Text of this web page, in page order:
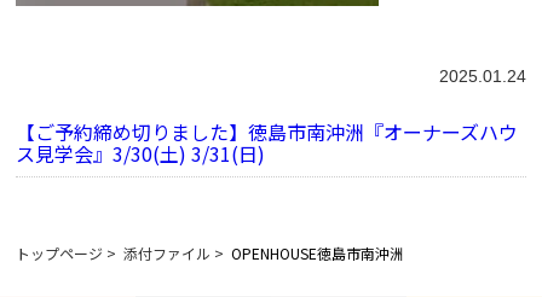
2025.01.24
【ご予約締め切りました】徳島市南沖洲『オーナーズハウ
ス見学会』3/30(土) 3/31(日)
トップページ > 添付ファイル > OPENHOUSE徳島市南沖洲